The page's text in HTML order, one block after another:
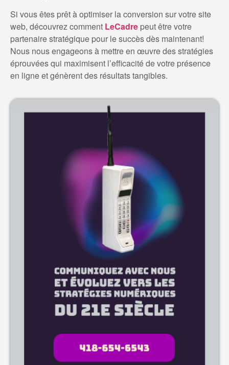
Si vous êtes prêt à optimiser la conversion sur votre site
web, découvrez comment LeCadre peut être votre
partenaire stratégique pour le succès dès maintenant!
Nous nous engageons à mettre en œuvre des stratégies
éprouvées qui maximisent l’efficacité de votre présence
en ligne et génèrent des résultats tangibles.